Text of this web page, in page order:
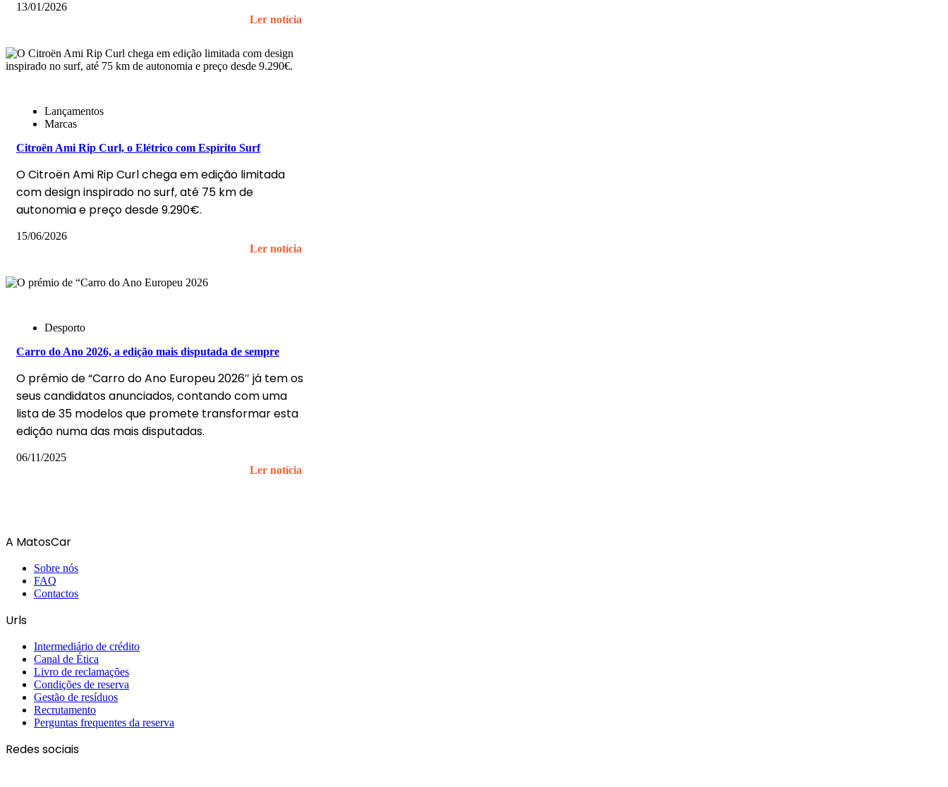
13/01/2026
Ler notícia
Lançamentos
Marcas
Citroën Ami Rip Curl, o Elétrico com Espírito Surf
O Citroën Ami Rip Curl chega em edição limitada
com design inspirado no surf, até 75 km de
autonomia e preço desde 9.290€.
15/06/2026
Ler notícia
Desporto
Carro do Ano 2026, a edição mais disputada de sempre
O prémio de “Carro do Ano Europeu 2026″ já tem os
seus candidatos anunciados, contando com uma
lista de 35 modelos que promete transformar esta
edição numa das mais disputadas.
06/11/2025
Ler notícia
A MatosCar
Sobre nós
FAQ
Contactos
Urls
Intermediário de crédito
Canal de Ética
Livro de reclamações
Condições de reserva
Gestão de resíduos
Recrutamento
Perguntas frequentes da reserva
Redes sociais